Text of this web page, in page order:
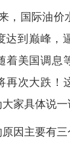
，国际油价
达到巅峰，
着美国调息
再次大跌！
家具体说一
因主要有